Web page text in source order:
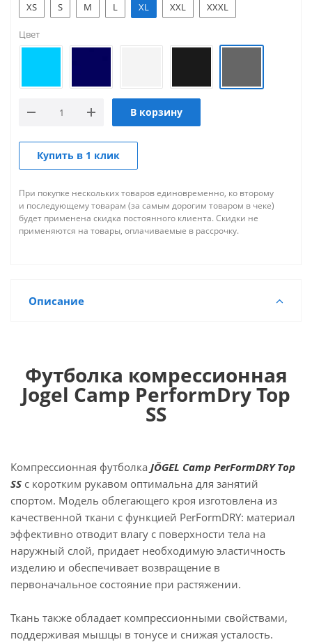
XS
S M L XL XXL XXXL
Цвет
В корзину
Купить в 1 клик
При покупке нескольких товаров единовременно, ко второму
и последующему товарам (за самым дорогим товаром в чеке)
будет применена скидка постоянного клиента. Скидки не
применяются на товары, оплачиваемые в рассрочку.
Описание
Футболка комрессионная
Jogel Camp PerformDry Top
SS
Компрессионная футболка JÖGEL Camp PerFormDRY Top
SS с коротким рукавом оптимальна для занятий
спортом. Модель облегающего кроя изготовлена из
качественной ткани с функцией PerFormDRY: материал
эффективно отводит влагу с поверхности тела на
наружный слой, придает необходимую эластичность
изделию и обеспечивает возвращение в
первоначальное состояние при растяжении.
Ткань также обладает компрессионными свойствами,
поддерживая мышцы в тонусе и снижая усталость.